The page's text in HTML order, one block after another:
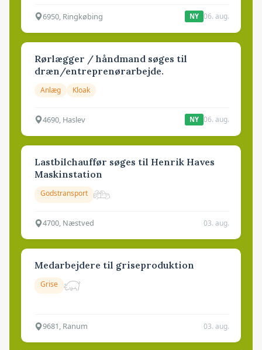
6950, Ringkøbing NY 06. aug.
Rørlægger / håndmand søges til
dræn/entreprenørarbejde.
Anlæg Kloak
4690, Haslev NY 06. aug.
Lastbilchauffør søges til Henrik Haves
Maskinstation
Godstransport
4700, Næstved 03. aug.
Medarbejdere til griseproduktion
Grise
9681, Ranum 03. aug.